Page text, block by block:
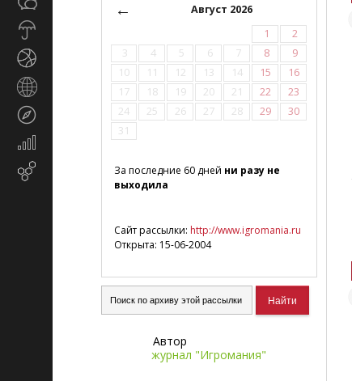
Экономика
маркетинг
←
Август 2026
1
2
3
4 5 6 7 8
9
10
11 12 13 14 15
16
17
18 19 20 21 22
23
24
25 26 27 28 29
30
31
За последние 60 дней ни разу не
выходила
Сайт рассылки: http://www.igromania.ru
Открыта: 15-06-2004
Автор
журнал "Игромания"